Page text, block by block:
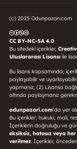
(c) 2025 Odunpazarı.com
CC BY-NC-SA 4.0
Bu sitedeki içerikler,
Uluslararası Lisansı ile
Bu lisans kapsamında;
paylaşabilir ve
yapmanız, (2) Lisansa
altında paylaşmanız
odunpazari.com’da yer
Bu içerikler; hukuki, mali,
İçeriklerin doğruluğu ve
eksiksiz, hatasız veya
verilmez. İçerikler,